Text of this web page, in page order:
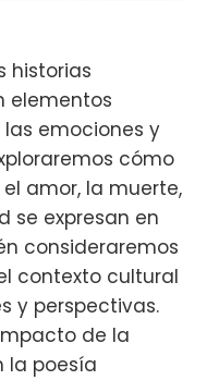
historias
elementos
emociones y
cómo
amor, la muerte,
se expresan en
consideraremos
contexto cultural
y perspectivas.
de la
la poesía